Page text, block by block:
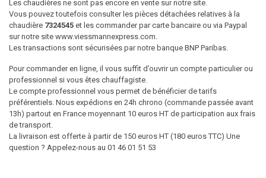
Les chaudières ne sont pas encore en vente sur notre site.
Vous pouvez toutefois consulter les pièces détachées relatives à la
chaudière 7324545 et les commander par carte bancaire ou via Paypal
sur notre site www.viessmannexpress.com.
Les transactions sont sécurisées par notre banque BNP Paribas.
Pour commander en ligne, il vous suffit d’ouvrir un compte particulier ou
professionnel si vous êtes chauffagiste.
Le compte professionnel vous permet de bénéficier de tarifs
préférentiels. Nous expédions en 24h chrono (commande passée avant
13h) partout en France moyennant 10 euros HT de participation aux frais
de transport.
La livraison est offerte à partir de 150 euros HT (180 euros TTC) Une
question ? Appelez-nous au 01 46 01 51 53